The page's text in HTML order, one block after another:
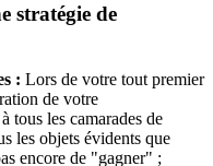
stratégie de
: Lors de votre tout premier
de votre
tous les camarades de
les objets évidents que
encore de "gagner" ;